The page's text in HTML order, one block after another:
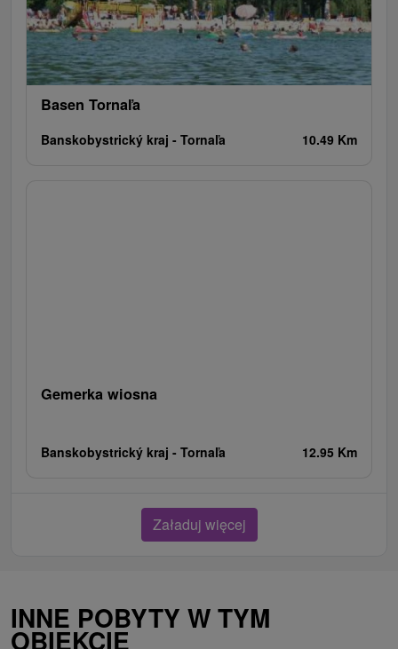
Basen Tornaľa
Banskobystrický kraj - Tornaľa 10.49 Km
Gemerka wiosna
Banskobystrický kraj - Tornaľa 12.95 Km
Załaduj więcej
INNE POBYTY W TYM
OBIEKCIE